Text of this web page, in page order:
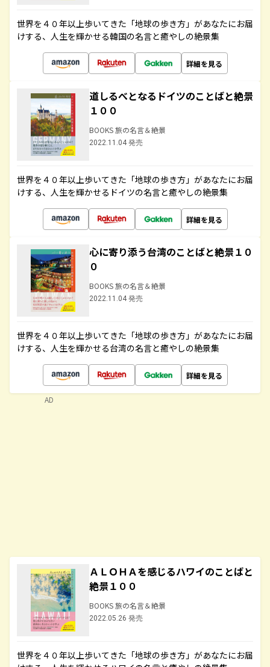
世界を４０年以上歩いてきた「地球の歩き方」があなたにお届
けする、人生を輝かせる韓国の名言と癒やしの絶景集
詳細を見る
道しるべとなるドイツのことばと絶景
１００
BOOKS 旅の名言＆絶景
2022.11.04 発売
世界を４０年以上歩いてきた「地球の歩き方」があなたにお届
けする、人生を輝かせるドイツの名言と癒やしの絶景集
詳細を見る
心に寄り添う台湾のことばと絶景１０
０
BOOKS 旅の名言＆絶景
2022.11.04 発売
世界を４０年以上歩いてきた「地球の歩き方」があなたにお届
けする、人生を輝かせる台湾の名言と癒やしの絶景集
詳細を見る
ＡＬＯＨＡを感じるハワイのことばと
絶景１００
BOOKS 旅の名言＆絶景
2022.05.26 発売
世界を４０年以上歩いてきた「地球の歩き方」があなたにお届
AD